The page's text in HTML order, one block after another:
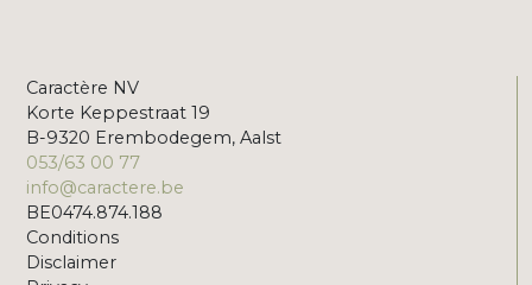
Caractère NV
Korte Keppestraat 19
B-9320 Erembodegem, Aalst
053/63 00 77
info@caractere.be
BE0474.874.188
Conditions
Disclaimer